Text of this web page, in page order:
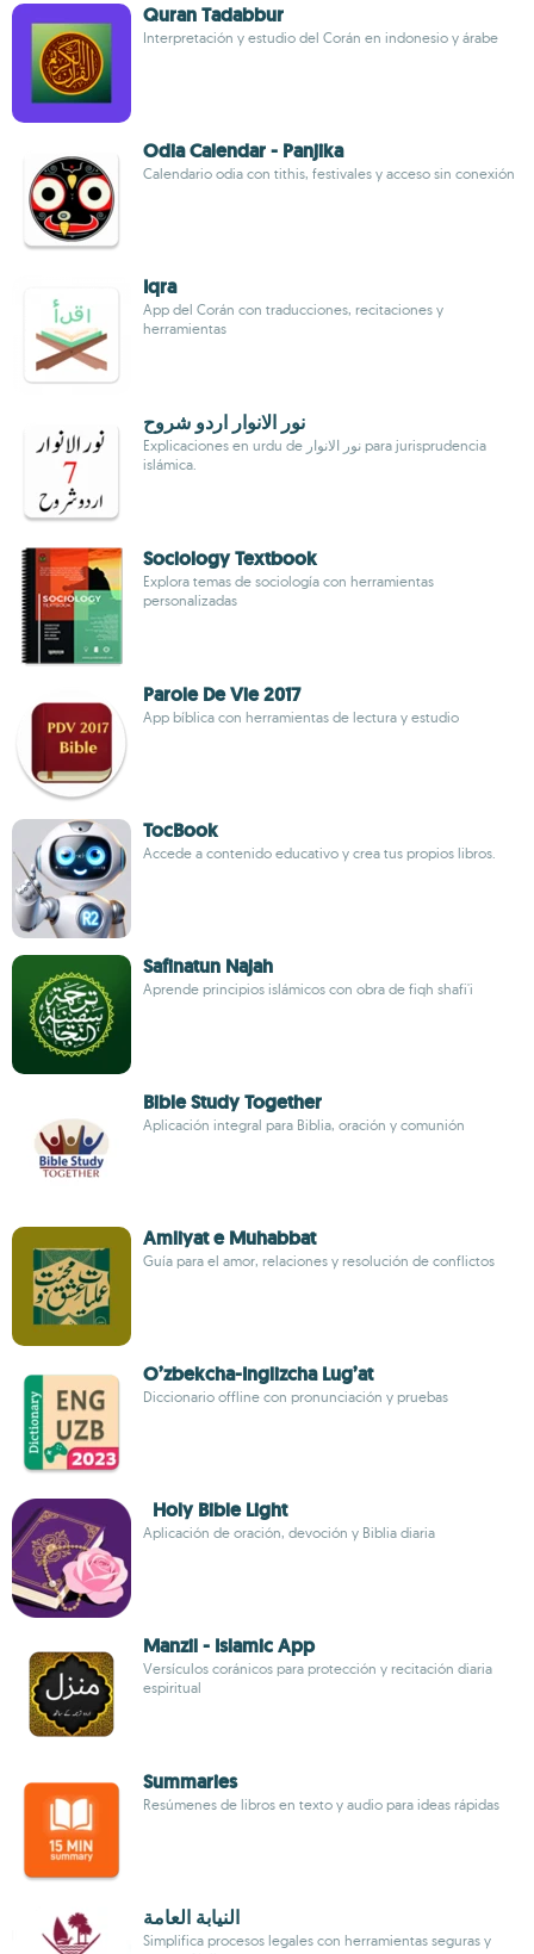
Quran Tadabbur
Interpretación y estudio del Corán en indonesio y árabe
Odia Calendar - Panjika
Calendario odia con tithis, festivales y acceso sin conexión
Iqra
App del Corán con traducciones, recitaciones y
herramientas
نور الانوار اردو شروح
Explicaciones en urdu de نور الانوار para jurisprudencia
islámica.
Sociology Textbook
Explora temas de sociología con herramientas
personalizadas
Parole De Vie 2017
App bíblica con herramientas de lectura y estudio
TocBook
Accede a contenido educativo y crea tus propios libros.
Safinatun Najah
Aprende principios islámicos con obra de fiqh shafi'i
Bible Study Together
Aplicación integral para Biblia, oración y comunión
Amliyat e Muhabbat
Guía para el amor, relaciones y resolución de conflictos
O’zbekcha-Inglizcha Lug’at
Diccionario offline con pronunciación y pruebas
Holy Bible Light
Aplicación de oración, devoción y Biblia diaria
Manzil - Islamic App
Versículos coránicos para protección y recitación diaria
espiritual
Summaries
Resúmenes de libros en texto y audio para ideas rápidas
النيابة العامة
Simplifica procesos legales con herramientas seguras y